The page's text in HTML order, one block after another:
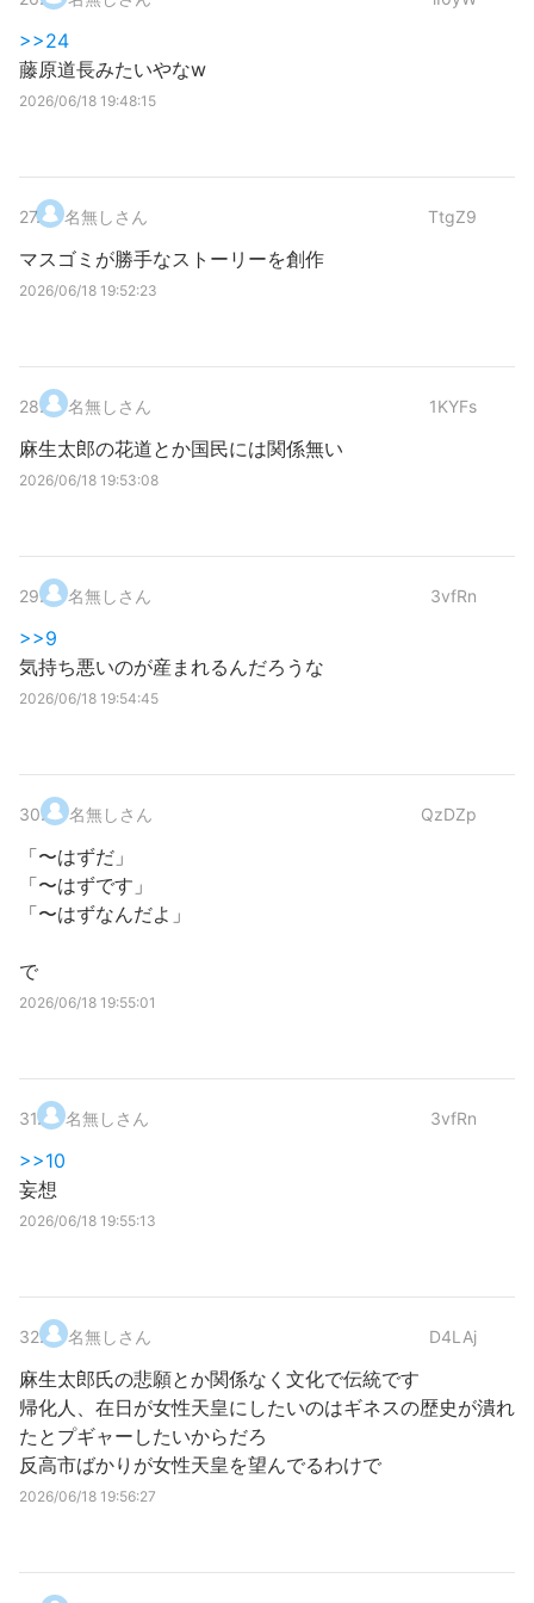
>>24
藤原道長みたいやなw
2026/06/18 19:48:15
27. 名無しさん TtgZ9
マスゴミが勝手なストーリーを創作
2026/06/18 19:52:23
28. 名無しさん 1KYFs
麻生太郎の花道とか国民には関係無い
2026/06/18 19:53:08
29. 名無しさん 3vfRn
>>9
気持ち悪いのが産まれるんだろうな
2026/06/18 19:54:45
30. 名無しさん QzDZp
「〜はずだ」
「〜はずです」
「〜はずなんだよ」
で
2026/06/18 19:55:01
31. 名無しさん 3vfRn
>>10
妄想
2026/06/18 19:55:13
32. 名無しさん D4LAj
麻生太郎氏の悲願とか関係なく文化で伝統です
帰化人、在日が女性天皇にしたいのはギネスの歴史が潰れ
たとプギャーしたいからだろ
反高市ばかりが女性天皇を望んでるわけで
2026/06/18 19:56:27